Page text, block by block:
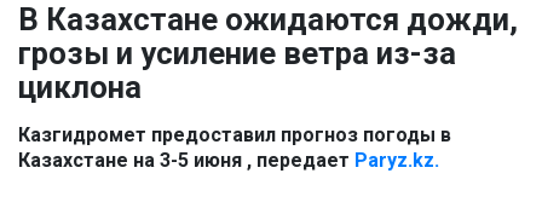
News
В Казахстане ожидаются дожди,
грозы и усиление ветра из-за
циклона
Казгидромет предоставил прогноз погоды в
Казахстане на 3-5 июня , передает Paryz.kz.